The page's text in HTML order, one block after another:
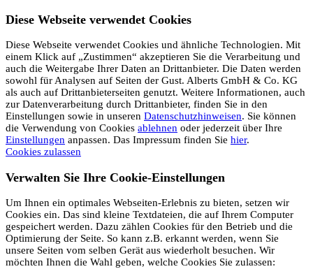
Diese Webseite verwendet Cookies
Diese Webseite verwendet Cookies und ähnliche Technologien. Mit
einem Klick auf „Zustimmen“ akzeptieren Sie die Verarbeitung und
auch die Weitergabe Ihrer Daten an Drittanbieter. Die Daten werden
sowohl für Analysen auf Seiten der Gust. Alberts GmbH & Co. KG
als auch auf Drittanbieterseiten genutzt. Weitere Informationen, auch
zur Datenverarbeitung durch Drittanbieter, finden Sie in den
Einstellungen sowie in unseren Datenschutzhinweisen. Sie können
die Verwendung von Cookies ablehnen oder jederzeit über Ihre
Einstellungen anpassen. Das Impressum finden Sie hier.
Cookies zulassen
Verwalten Sie Ihre Cookie-Einstellungen
Um Ihnen ein optimales Webseiten-Erlebnis zu bieten, setzen wir
Cookies ein. Das sind kleine Textdateien, die auf Ihrem Computer
gespeichert werden. Dazu zählen Cookies für den Betrieb und die
Optimierung der Seite. So kann z.B. erkannt werden, wenn Sie
unsere Seiten vom selben Gerät aus wiederholt besuchen. Wir
möchten Ihnen die Wahl geben, welche Cookies Sie zulassen: